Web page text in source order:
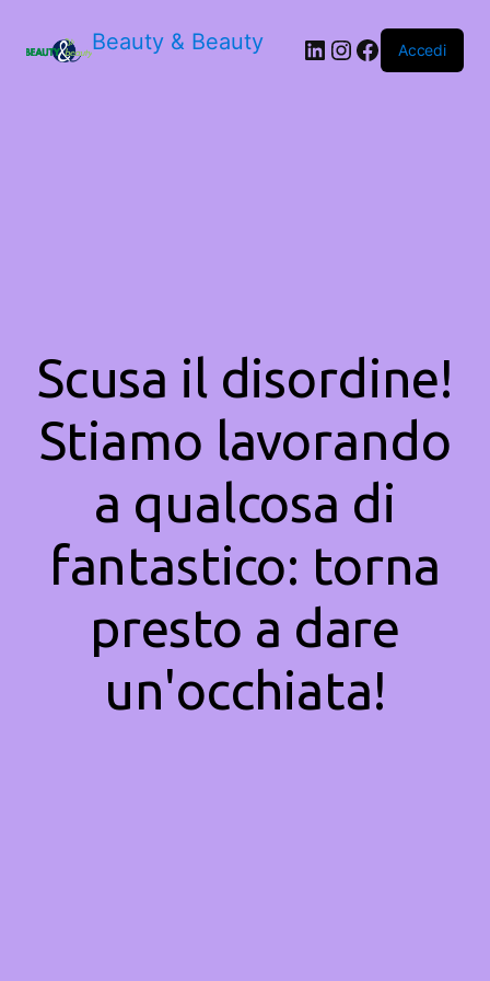
Beauty & Beauty LinkedIn
Instagram
Facebook
Accedi
Scusa il disordine!
Stiamo lavorando
a qualcosa di
fantastico: torna
presto a dare
un'occhiata!